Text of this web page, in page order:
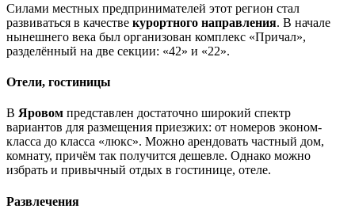
Силами местных предпринимателей этот регион стал
развиваться в качестве курортного направления. В начале
нынешнего века был организован комплекс «Причал»,
разделённый на две секции: «42» и «22».
Отели, гостиницы
В Яровом представлен достаточно широкий спектр
вариантов для размещения приезжих: от номеров эконом-
класса до класса «люкс». Можно арендовать частный дом,
комнату, причём так получится дешевле. Однако можно
избрать и привычный отдых в гостинице, отеле.
Развлечения